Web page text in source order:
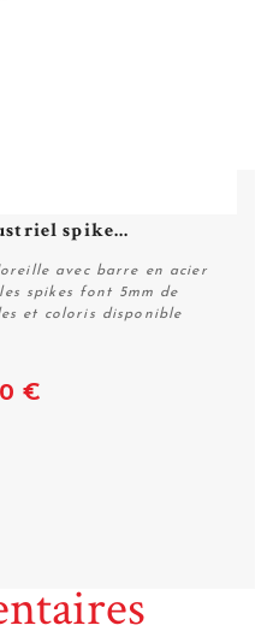
spike...
avec barre en acier
spikes font 5mm de
et coloris disponible
€